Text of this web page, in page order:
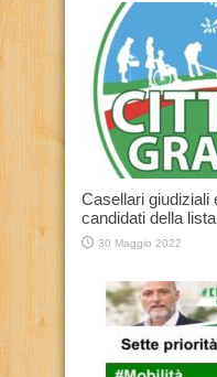
Casellari giudiziali
candidati della
30 Maggio 2022